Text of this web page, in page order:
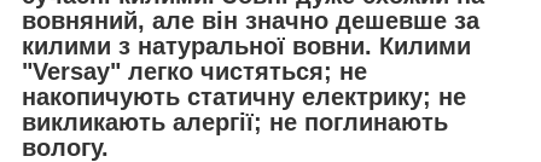
вовняний, але він значно дешевше за
килими з натуральної вовни. Килими
"Versay" легко чистяться; не
накопичують статичну електрику; не
викликають алергії; не поглинають
вологу.